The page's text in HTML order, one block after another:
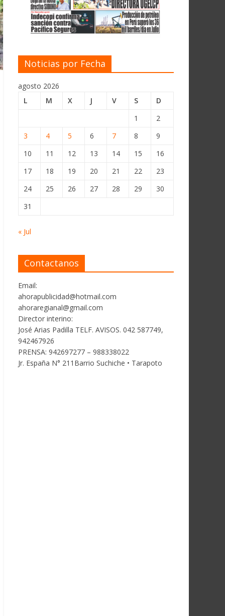
Noticias por Fecha
agosto 2026
L
M X J V S
D
1
2
3
4 5 6 7 8
9
10
11 12 13 14 15
16
17
18 19 20 21 22
23
24
25 26 27 28 29
30
31
« Jul
Contactanos
Email:
ahorapublicidad@hotmail.com
ahoraregianal@gmail.com
Director interino:
José Arias Padilla TELF. AVISOS. 042 587749,
942467926
PRENSA: 942697277 – 988338022
Jr. España N° 211Barrio Suchiche • Tarapoto